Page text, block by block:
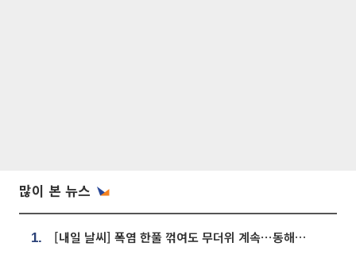
많이 본 뉴스
1. [내일 날씨] 폭염 한풀 꺾여도 무더위 계속⋯동해안 이틀 연속 비